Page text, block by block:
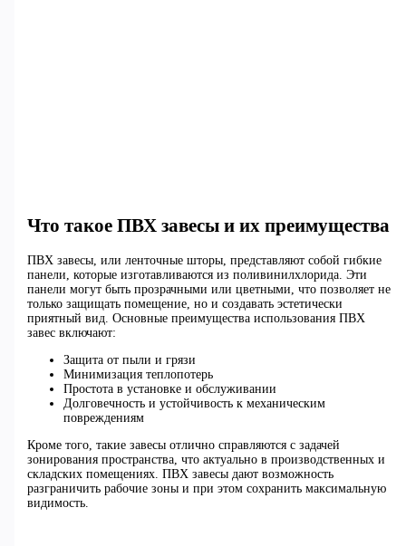
Что такое ПВХ завесы и их преимущества
ПВХ завесы, или ленточные шторы, представляют собой гибкие
панели, которые изготавливаются из поливинилхлорида. Эти
панели могут быть прозрачными или цветными, что позволяет не
только защищать помещение, но и создавать эстетически
приятный вид. Основные преимущества использования ПВХ
завес включают:
Защита от пыли и грязи
Минимизация теплопотерь
Простота в установке и обслуживании
Долговечность и устойчивость к механическим
повреждениям
Кроме того, такие завесы отлично справляются с задачей
зонирования пространства, что актуально в производственных и
складских помещениях. ПВХ завесы дают возможность
разграничить рабочие зоны и при этом сохранить максимальную
видимость.